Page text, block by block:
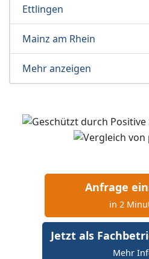
Ettlingen
Mainz am Rhein
Mehr anzeigen
Anfrage
in 2
Jetzt als
Mehr